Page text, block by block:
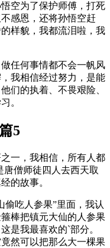
空为了保护师傅，打死
感恩，还将孙悟空赶
样貌，我都流泪啦，我
任何事情都不会一帆风
我相信经过努力，是能
们的执着、不畏艰险、
。
5
一，我相信，所有人都
僧师徒四人去西天取
的故事。
吃人参果”里面，我认
棒把镇元大仙的人参果
是我最喜欢的`部分。
然可以把那么大一棵果